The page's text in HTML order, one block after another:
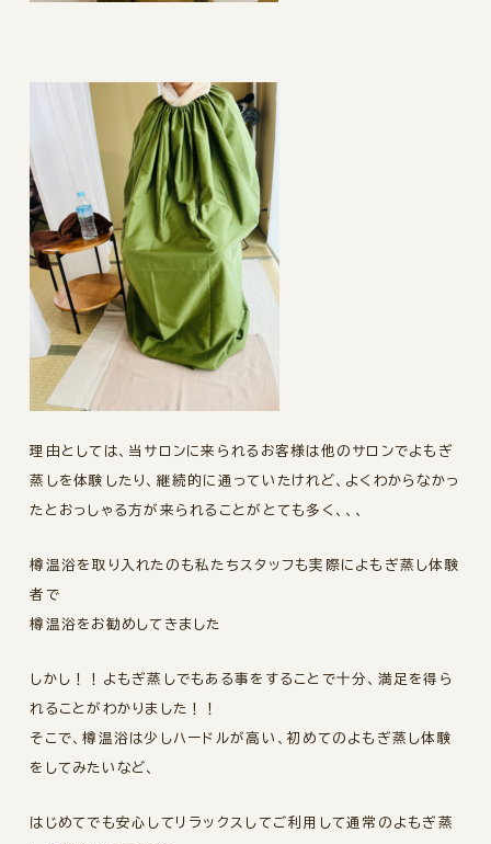
理由としては、当サロンに来られるお客様は他のサロンでよもぎ
蒸しを体験したり、継続的に通っていたけれど、よくわからなかっ
たとおっしゃる方が来られることがとても多く、、、
樽温浴を取り入れたのも私たちスタッフも実際によもぎ蒸し体験
者で
樽温浴をお勧めしてきました
しかし！！よもぎ蒸しでもある事をすることで十分、満足を得ら
れることがわかりました！！
そこで、樽温浴は少しハードルが高い、初めてのよもぎ蒸し体験
をしてみたいなど、
はじめてでも安心してリラックスしてご利用して通常のよもぎ蒸